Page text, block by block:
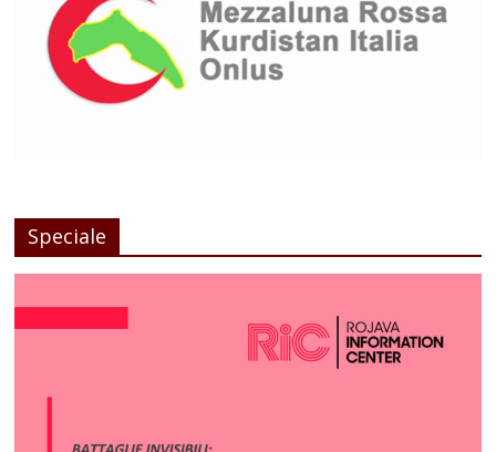
Speciale